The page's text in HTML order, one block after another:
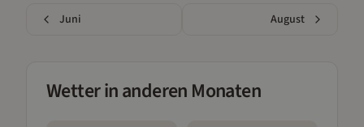
Juni August
Wetter in anderen Monaten